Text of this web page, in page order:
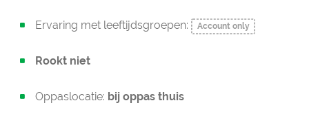
Ervaring met leeftijdsgroepen: Account only
Rookt niet
Oppaslocatie: bij oppas thuis